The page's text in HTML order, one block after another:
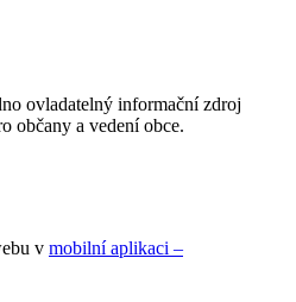
ovladatelný informační zdroj
občany a vedení obce.
v mobilní aplikaci –